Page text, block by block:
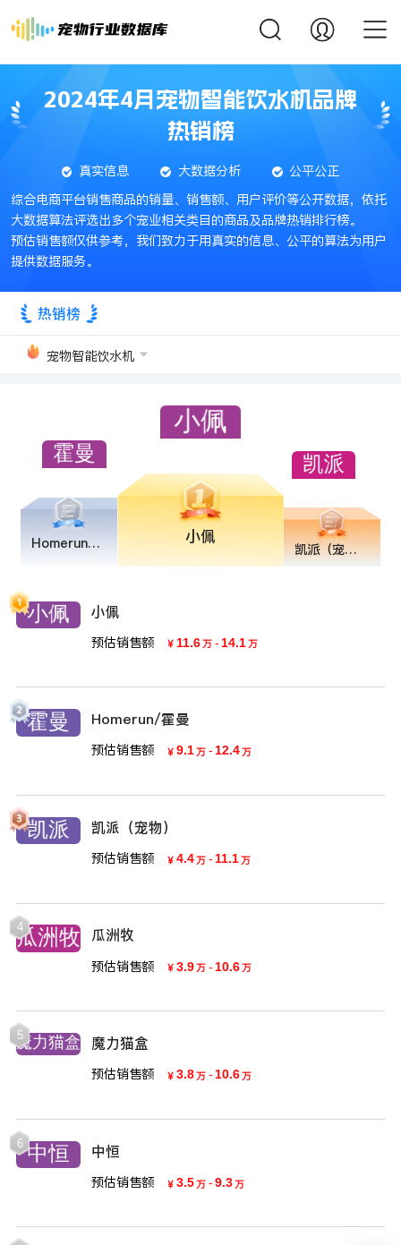
2024年4月宠物智能饮水机品牌
热销榜
真实信息 大数据分析
公平公正
综合电商平台销售商品的销量、销售额、用户评价等公开数据，依托
大数据算法评选出多个宠业相关类目的商品及品牌热销排行榜。
预估销售额仅供参考，我们致力于用真实的信息、公平的算法为用户
提供数据服务。
热销榜
宠物智能饮水机
Homerun/霍曼 小佩
凯派（宠物）
小佩
预估销售额 ￥ 11.6万 - 14.1万
Homerun/霍曼
预估销售额 ￥ 9.1万 - 12.4万
凯派（宠物）
预估销售额 ￥ 4.4万 - 11.1万
4 瓜洲牧
预估销售额 ￥ 3.9万 - 10.6万
5 魔力猫盒
预估销售额 ￥ 3.8万 - 10.6万
6 中恒
预估销售额 ￥ 3.5万 - 9.3万